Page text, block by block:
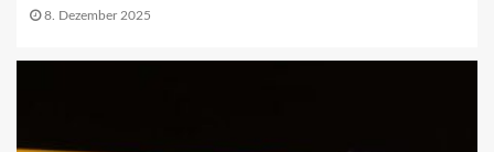
Paketzentren
8. Dezember 2025